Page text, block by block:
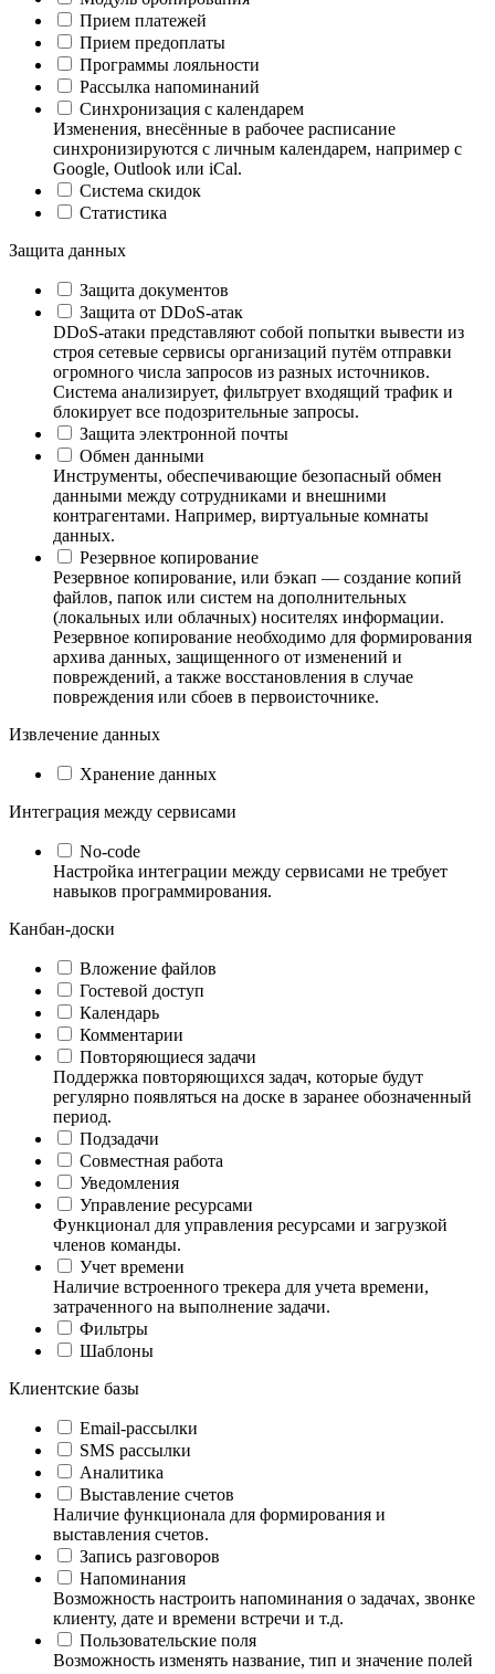
Прием платежей
Прием предоплаты
Программы лояльности
Рассылка напоминаний
Синхронизация с календарем
Изменения, внесённые в рабочее расписание
синхронизируются с личным календарем, например с
Google, Outlook или iCal.
Система скидок
Статистика
Защита данных
Защита документов
Защита от DDoS-атак
DDoS-атаки представляют собой попытки вывести из
строя сетевые сервисы организаций путём отправки
огромного числа запросов из разных источников.
Система анализирует, фильтрует входящий трафик и
блокирует все подозрительные запросы.
Защита электронной почты
Обмен данными
Инструменты, обеспечивающие безопасный обмен
данными между сотрудниками и внешними
контрагентами. Например, виртуальные комнаты
данных.
Резервное копирование
Резервное копирование, или бэкап — создание копий
файлов, папок или систем на дополнительных
(локальных или облачных) носителях информации.
Резервное копирование необходимо для формирования
архива данных, защищенного от изменений и
повреждений, а также восстановления в случае
повреждения или сбоев в первоисточнике.
Извлечение данных
Хранение данных
Интеграция между сервисами
No-code
Настройка интеграции между сервисами не требует
навыков программирования.
Канбан-доски
Вложение файлов
Гостевой доступ
Календарь
Комментарии
Повторяющиеся задачи
Поддержка повторяющихся задач, которые будут
регулярно появляться на доске в заранее обозначенный
период.
Подзадачи
Совместная работа
Уведомления
Управление ресурсами
Функционал для управления ресурсами и загрузкой
членов команды.
Учет времени
Наличие встроенного трекера для учета времени,
затраченного на выполнение задачи.
Фильтры
Шаблоны
Клиентские базы
Email-рассылки
SMS рассылки
Аналитика
Выставление счетов
Наличие функционала для формирования и
выставления счетов.
Запись разговоров
Напоминания
Возможность настроить напоминания о задачах, звонке
клиенту, дате и времени встречи и т.д.
Пользовательские поля
Возможность изменять название, тип и значение полей